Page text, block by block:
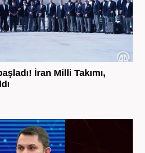
İran Milli Takımı,